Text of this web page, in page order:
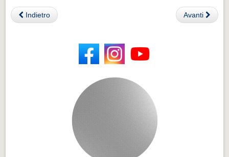
Indietro Avanti